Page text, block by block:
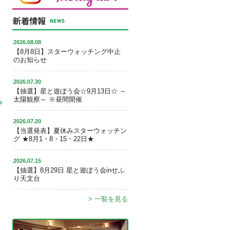
2026.08.08
【8月8日】スターウォッチング中止
のお知らせ
2026.07.30
【抽選】星と遊ぼう会☆9月13日☆ ～
太陽観察～ ※昼間開催
2026.07.20
【当選発表】夏休みスターウォッチン
グ ★8月1・8・15・22日★
2026.07.15
【抽選】8月29日 星と遊ぼう会inせふ
り天文台
> 一覧を見る